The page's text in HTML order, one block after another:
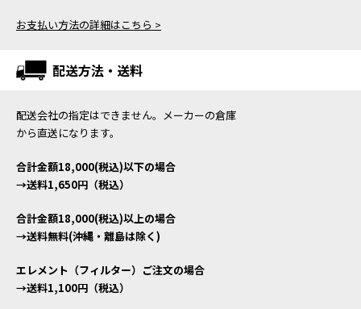
お支払い方法の詳細はこちら >
配送方法・送料
配送会社の指定はできません。メーカーの倉庫
から直送になります。
合計金額18,000(税込)以下の場合
→送料1,650円（税込）
合計金額18,000(税込)以上の場合
→送料無料(沖縄・離島は除く)
エレメント（フィルター）ご注文の場合
→送料1,100円（税込）